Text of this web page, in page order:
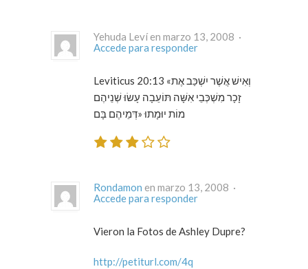
Yehuda Leví en marzo 13, 2008 ·
Accede para responder
Leviticus 20:13 «וְאִישׁ אֲשֶׁר יִשְׁכַּב אֶת
זָכָר מִשְׁכְּבֵי אִשָּׁה תּוֹעֵבָה עָשׂוּ שְׁנֵיהֶם
מוֹת יוּמָתוּ «דְּמֵיהֶם בָּם
Rondamon
en marzo 13, 2008 ·
Accede para responder
Vieron la Fotos de Ashley Dupre?
http://petiturl.com/4q